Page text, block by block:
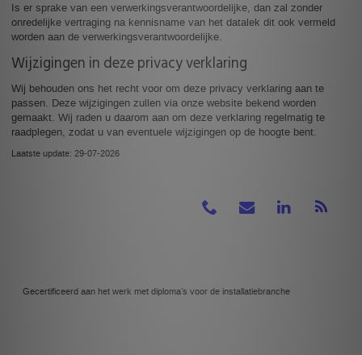
Is er sprake van een verwerkingsverantwoordelijke, dan zal zonder
onredelijke vertraging na kennisname van het datalek dit ook vermeld
worden aan de verwerkingsverantwoordelijke.
Wijzigingen in deze privacy verklaring
Wij behouden ons het recht voor om deze privacy verklaring aan te
passen. Deze wijzigingen zullen via onze website bekend worden
gemaakt. Wij raden u daarom aan om deze verklaring regelmatig te
raadplegen, zodat u van eventuele wijzigingen op de hoogte bent.
Laatste update: 29-07-2026
Gecertificeerd aan het werk met diploma’s voor de installatiebranche